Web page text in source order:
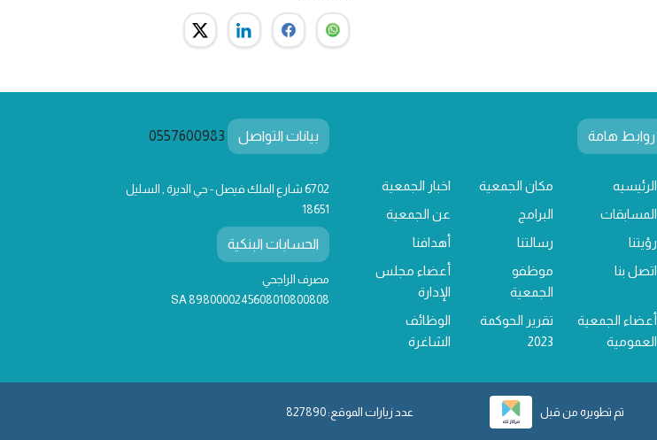
روابط هامة
الرئيسيه مكان الجمعية
اخبار الجمعية
المسابقات
البرامج
عن الجمعية
رؤيتنا
رسالتنا
أهدافنا
اتصل بنا
موظفو
الجمعية
أعضاء مجلس
الإدارة
أعضاء الجمعية
العمومية
تقرير الحوكمة
2023
الوظائف
الشاغرة
بيانات التواصل 0557600983
6702 شارع الملك فيصل - حي الديرة , السليل
18651
الحسابات البنكية
مصرف الراجحي
SA 8980000245608010800808
تم تطويره من قبل عدد زيارات الموقع: 827890